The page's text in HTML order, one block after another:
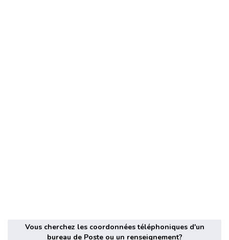
Vous cherchez les coordonnées téléphoniques d'un
bureau de Poste ou un renseignement?